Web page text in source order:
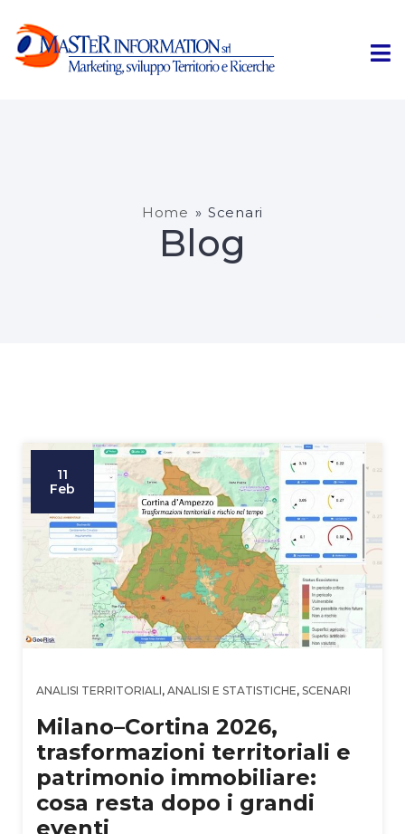
Home » Scenari
Blog
11
Feb
ANALISI TERRITORIALI, ANALISI E STATISTICHE, SCENARI
Milano–Cortina 2026,
trasformazioni territoriali e
patrimonio immobiliare:
cosa resta dopo i grandi
eventi